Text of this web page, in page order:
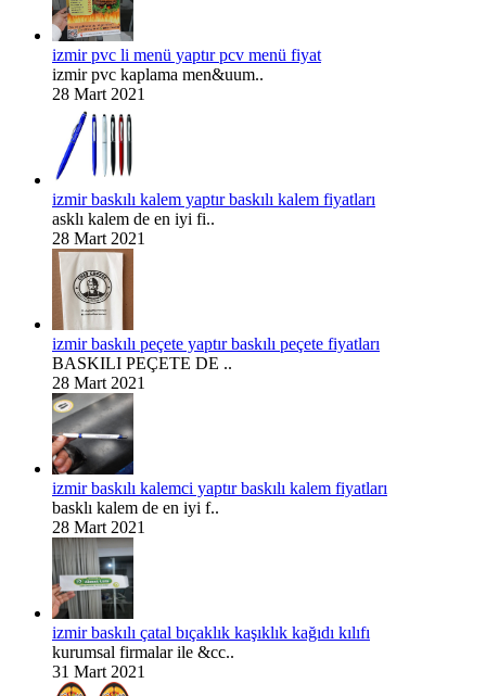
izmir pvc li menü yaptır pcv menü fiyat
izmir pvc kaplama men&uum..
28 Mart 2021
izmir baskılı kalem yaptır baskılı kalem fiyatları
asklı kalem de en iyi fi..
28 Mart 2021
izmir baskılı peçete yaptır baskılı peçete fiyatları
BASKILI PEÇETE DE ..
28 Mart 2021
izmir baskılı kalemci yaptır baskılı kalem fiyatları
basklı kalem de en iyi f..
28 Mart 2021
izmir baskılı çatal bıçaklık kaşıklık kağıdı kılıfı
kurumsal firmalar ile &cc..
31 Mart 2021